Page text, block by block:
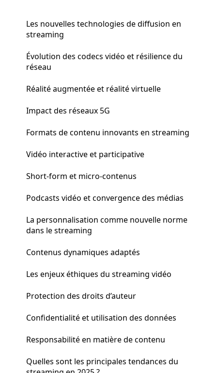
Les nouvelles technologies de diffusion en
streaming
Évolution des codecs vidéo et résilience du
réseau
Réalité augmentée et réalité virtuelle
Impact des réseaux 5G
Formats de contenu innovants en streaming
Vidéo interactive et participative
Short-form et micro-contenus
Podcasts vidéo et convergence des médias
La personnalisation comme nouvelle norme
dans le streaming
Contenus dynamiques adaptés
Les enjeux éthiques du streaming vidéo
Protection des droits d’auteur
Confidentialité et utilisation des données
Responsabilité en matière de contenu
Quelles sont les principales tendances du